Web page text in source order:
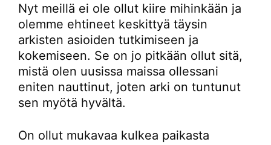
Nyt meillä ei ole ollut kiire mihinkään ja
olemme ehtineet keskittyä täysin
arkisten asioiden tutkimiseen ja
kokemiseen. Se on jo pitkään ollut sitä,
mistä olen uusissa maissa ollessani
eniten nauttinut, joten arki on tuntunut
sen myötä hyvältä.
On ollut mukavaa kulkea paikasta